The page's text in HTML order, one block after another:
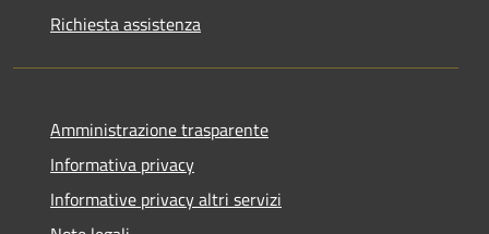
Richiesta assistenza
Amministrazione trasparente
Informativa privacy
Informative privacy altri servizi